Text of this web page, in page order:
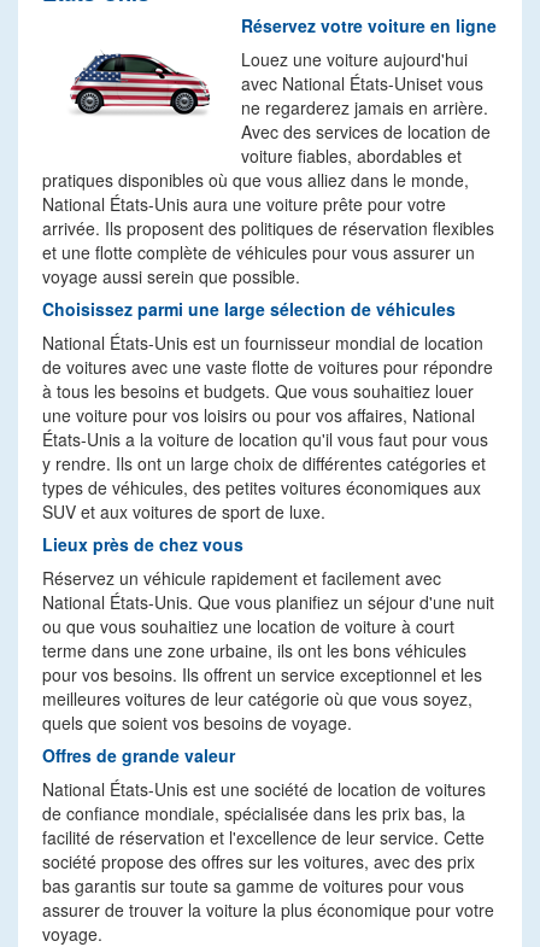
Réservez votre voiture en ligne
Louez une voiture aujourd'hui
avec National États-Uniset vous
ne regarderez jamais en arrière.
Avec des services de location de
voiture fiables, abordables et
pratiques disponibles où que vous alliez dans le monde,
National États-Unis aura une voiture prête pour votre
arrivée. Ils proposent des politiques de réservation flexibles
et une flotte complète de véhicules pour vous assurer un
voyage aussi serein que possible.
Choisissez parmi une large sélection de véhicules
National États-Unis est un fournisseur mondial de location
de voitures avec une vaste flotte de voitures pour répondre
à tous les besoins et budgets. Que vous souhaitiez louer
une voiture pour vos loisirs ou pour vos affaires, National
États-Unis a la voiture de location qu'il vous faut pour vous
y rendre. Ils ont un large choix de différentes catégories et
types de véhicules, des petites voitures économiques aux
SUV et aux voitures de sport de luxe.
Lieux près de chez vous
Réservez un véhicule rapidement et facilement avec
National États-Unis. Que vous planifiez un séjour d'une nuit
ou que vous souhaitiez une location de voiture à court
terme dans une zone urbaine, ils ont les bons véhicules
pour vos besoins. Ils offrent un service exceptionnel et les
meilleures voitures de leur catégorie où que vous soyez,
quels que soient vos besoins de voyage.
Offres de grande valeur
National États-Unis est une société de location de voitures
de confiance mondiale, spécialisée dans les prix bas, la
facilité de réservation et l'excellence de leur service. Cette
société propose des offres sur les voitures, avec des prix
bas garantis sur toute sa gamme de voitures pour vous
assurer de trouver la voiture la plus économique pour votre
voyage.